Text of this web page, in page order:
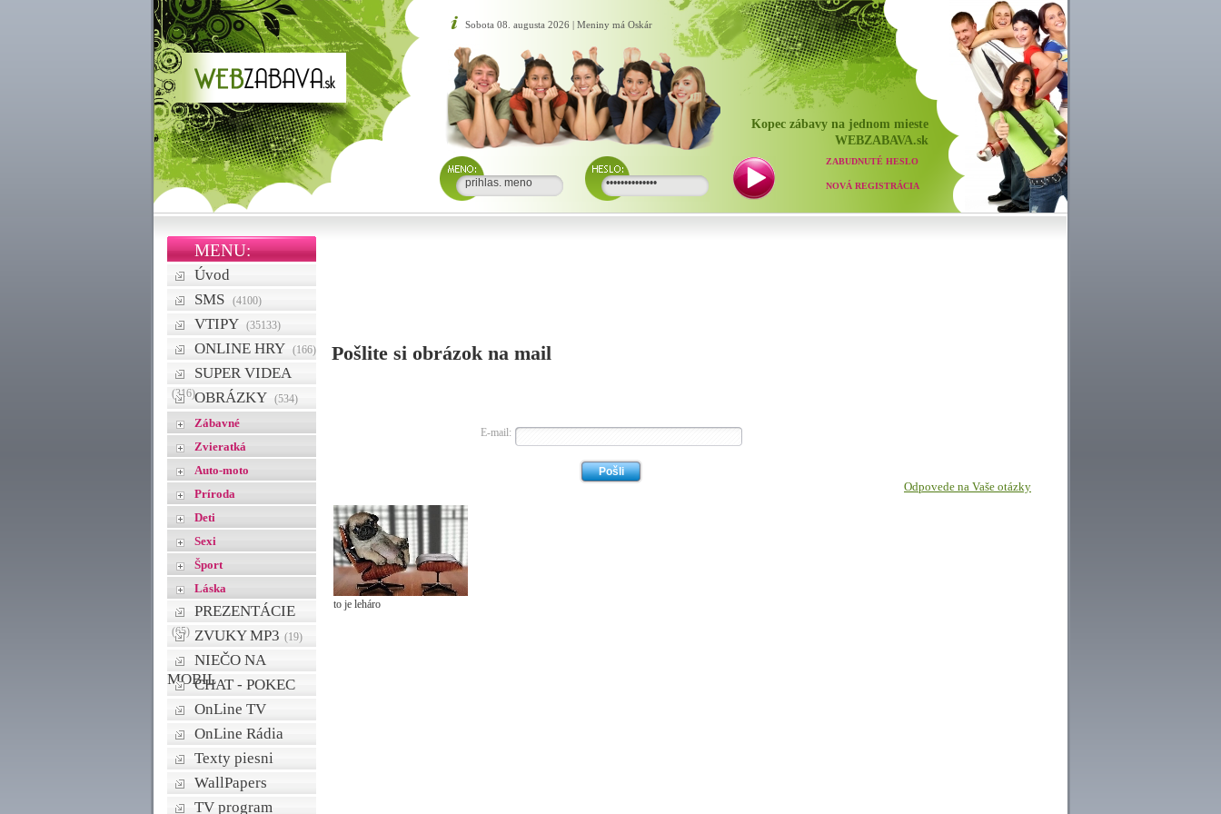
Sobota 08. augusta 2026 | Meniny má Oskár
Kopec zábavy na jednom mieste
WEBZABAVA.sk
ZABUDNUTÉ HESLO
NOVÁ REGISTRÁCIA
MENU:
Úvod
SMS
(4100)
VTIPY (35133)
ONLINE HRY (166)
SUPER VIDEA
(316)OBRÁZKY (534)
Zábavné
Zvieratká
Auto-moto
Príroda
Deti
Sexi
Šport
Láska
PREZENTÁCIE
(65) ZVUKY MP3 (19)
NIEČO NA
MOBILCHAT - POKEC
OnLine TV
OnLine Rádia
Texty piesni
WallPapers
TV program
Pošlite si obrázok na mail
E-mail:
to je leháro
Odpovede na Vaše otázky